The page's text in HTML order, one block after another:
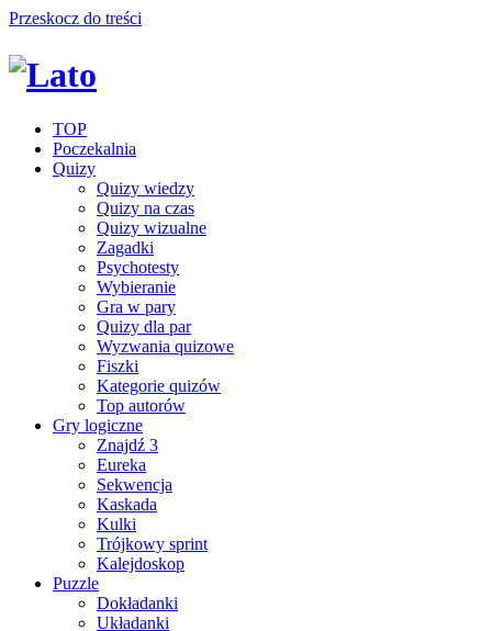
Przeskocz do treści
TOP
Poczekalnia
Quizy
Quizy wiedzy
Quizy na czas
Quizy wizualne
Zagadki
Psychotesty
Wybieranie
Gra w pary
Quizy dla par
Wyzwania quizowe
Fiszki
Kategorie quizów
Top autorów
Gry logiczne
Znajdź 3
Eureka
Sekwencja
Kaskada
Kulki
Trójkowy sprint
Kalejdoskop
Puzzle
Dokładanki
Układanki